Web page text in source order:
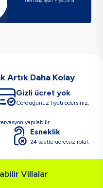
Artık Daha Kolay
Gizli ücret yok
Gördüğünüz fiyatı ödersiniz.
yapılabilir.
Esneklik
24 saatte ücretsiz iptal.
Villalar